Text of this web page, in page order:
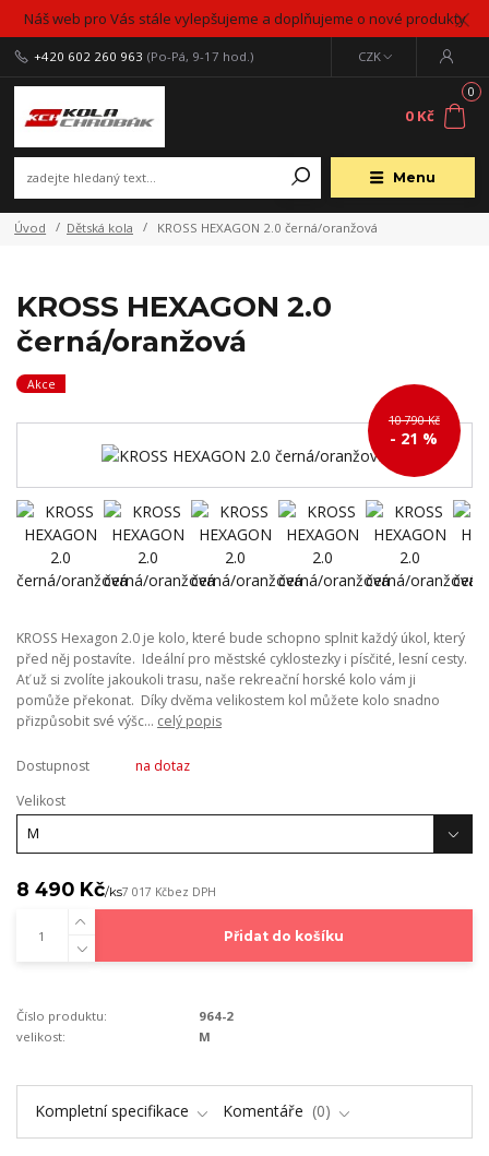
Náš web pro Vás stále vylepšujeme a doplňujeme o nové produkty
Menu
CZK
+420 602 260 963 (Po-Pá, 9-17 hod.)
0
0 Kč
Úvod Dětská kola KROSS HEXAGON 2.0 černá/oranžová
KROSS HEXAGON 2.0
černá/oranžová
Akce
10 790 Kč
- 21 %
KROSS Hexagon 2.0 je kolo, které bude schopno splnit každý úkol, který
před něj postavíte. Ideální pro městské cyklostezky i písčité, lesní cesty.
Ať už si zvolíte jakoukoli trasu, naše rekreační horské kolo vám ji
pomůže překonat. Díky dvěma velikostem kol můžete kolo snadno
přizpůsobit své výšc... celý popis
Dostupnost
na dotaz
Velikost
8 490 Kč/ks7 017 Kčbez DPH
Přidat do košíku
Číslo produktu:
964-2
velikost:
M
Kompletní specifikace Komentáře 0